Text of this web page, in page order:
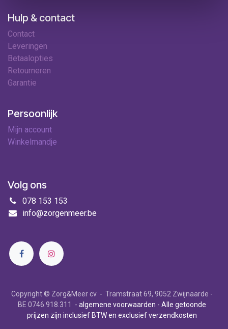
Hulp & contact
Contact
Leveringen
Betaalopties
Retourneren
Garantie
Persoonlijk
Mijn account
Winkelmandje
Volg ons
078 153 153
info@zorgenmeer.be
Copyright © Zorg&Meer cv - Tramstraat 69, 9052 Zwijnaarde -
BE 0746.918.311 - algemene voorwaarden - Alle getoonde
prijzen zijn inclusief BTW en exclusief verzendkosten